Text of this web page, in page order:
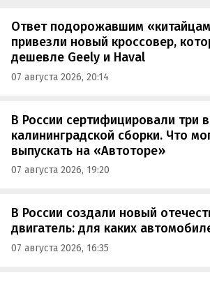
Ответ подорожавшим
привезли новый кроссовер,
дешевле Geely и Haval
07 августа 2026, 20:14
В России сертифицировали три
калининградской сборки. Что
выпускать на «Автоторе»
07 августа 2026, 19:20
В России создали новый
двигатель: для каких
07 августа 2026, 16:35